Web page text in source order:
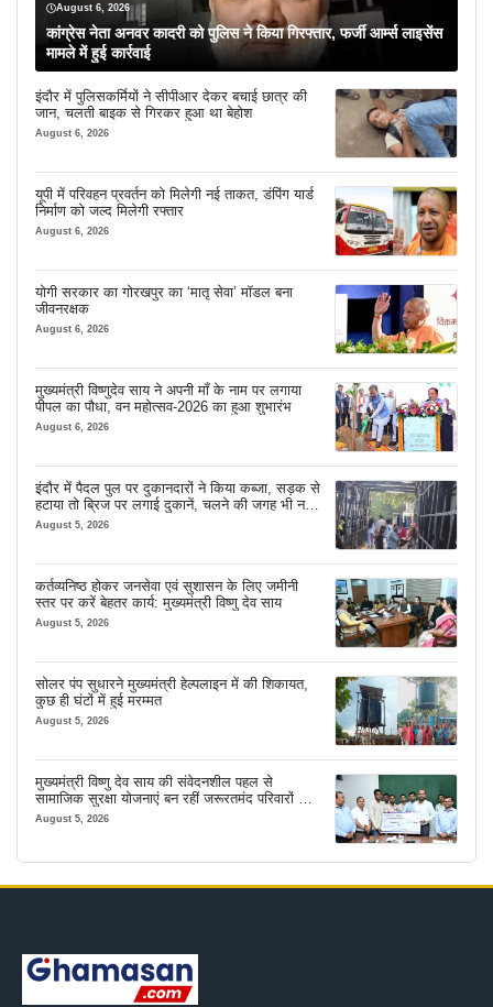
August 6, 2026
कांग्रेस नेता अनवर कादरी को पुलिस ने किया गिरफ्तार, फर्जी आर्म्स लाइसेंस
मामले में हुई कार्रवाई
इंदौर में पुलिसकर्मियों ने सीपीआर देकर बचाई छात्र की
जान, चलती बाइक से गिरकर हुआ था बेहोश
August 6, 2026
यूपी में परिवहन प्रवर्तन को मिलेगी नई ताकत, डंपिंग यार्ड
निर्माण को जल्द मिलेगी रफ्तार
August 6, 2026
योगी सरकार का गोरखपुर का ‘मातृ सेवा’ मॉडल बना
जीवनरक्षक
August 6, 2026
मुख्यमंत्री विष्णुदेव साय ने अपनी माँ के नाम पर लगाया
पीपल का पौधा, वन महोत्सव-2026 का हुआ शुभारंभ
August 6, 2026
इंदौर में पैदल पुल पर दुकानदारों ने किया कब्जा, सड़क से
हटाया तो ब्रिज पर लगाई दुकानें, चलने की जगह भी नहीं
मिल रही
August 5, 2026
कर्तव्यनिष्ठ होकर जनसेवा एवं सुशासन के लिए जमीनी
स्तर पर करें बेहतर कार्य: मुख्यमंत्री विष्णु देव साय
August 5, 2026
सोलर पंप सुधारने मुख्यमंत्री हेल्पलाइन में की शिकायत,
कुछ ही घंटों में हुई मरम्मत
August 5, 2026
मुख्यमंत्री विष्णु देव साय की संवेदनशील पहल से
सामाजिक सुरक्षा योजनाएं बन रहीं जरूरतमंद परिवारों का
मजबूत सहारा
August 5, 2026